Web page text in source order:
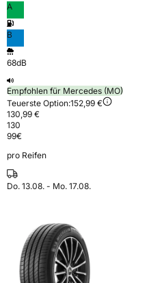
A
B
68dB
Empfohlen für Mercedes (MO)
Teuerste Option:152,99 €
130,99 €
130
99€
pro Reifen
Do. 13.08. - Mo. 17.08.